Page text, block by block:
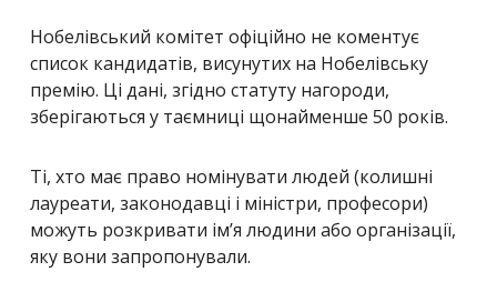
Нобелівський комітет офіційно не коментує
список кандидатів, висунутих на Нобелівську
премію. Ці дані, згідно статуту нагороди,
зберігаються у таємниці щонайменше 50 років.
Ті, хто має право номінувати людей (колишні
лауреати, законодавці і міністри, професори)
можуть розкривати ім’я людини або організації,
яку вони запропонували.